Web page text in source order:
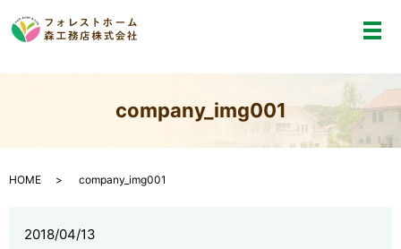
メ
company_img001
HOME company_img001
2018/04/13